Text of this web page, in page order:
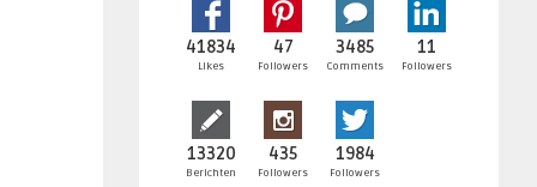
41834
Likes
47
Followers
3485
Comments
11
Followers
13320
Berichten
435
Followers
1984
Followers